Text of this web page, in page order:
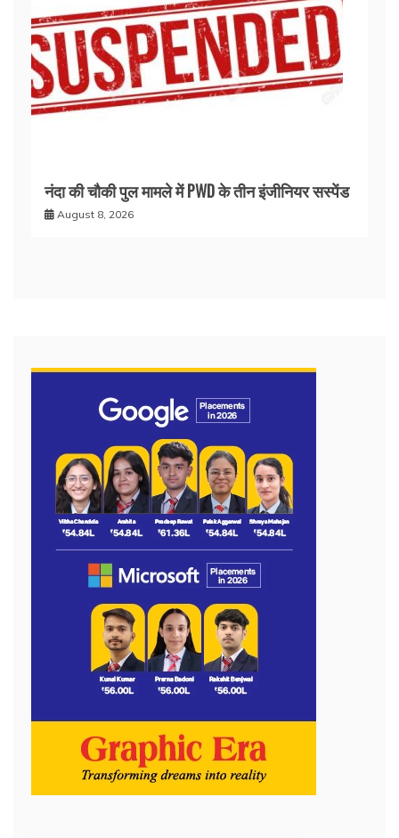
नंदा की चौकी पुल मामले में PWD के तीन इंजीनियर सस्पेंड
August 8, 2026